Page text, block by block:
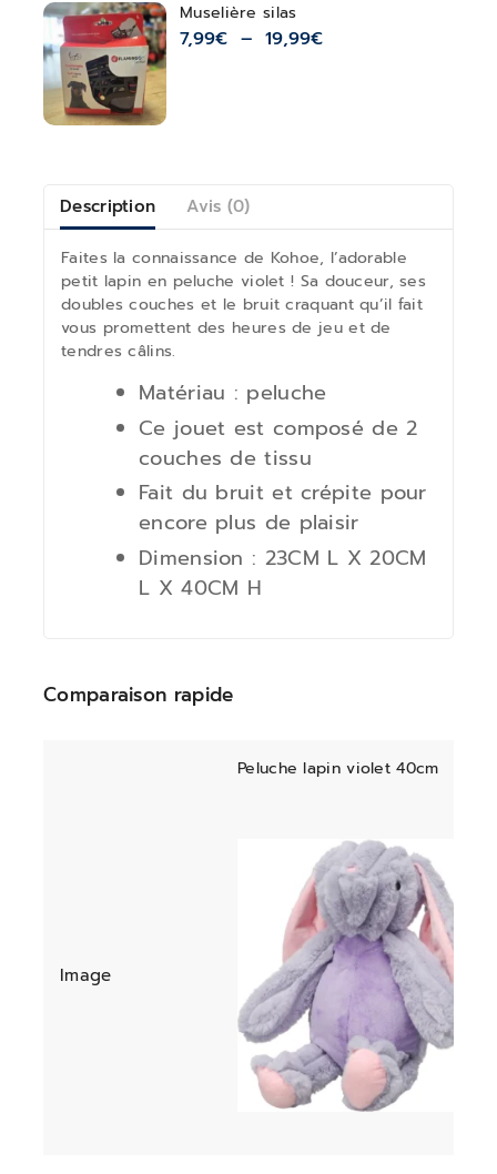
Muselière silas
7,99€ – 19,99€
Description Avis (0)
Faites la connaissance de Kohoe, l’adorable
petit lapin en peluche violet ! Sa douceur, ses
doubles couches et le bruit craquant qu’il fait
vous promettent des heures de jeu et de
tendres câlins.
Matériau : peluche
Ce jouet est composé de 2
couches de tissu
Fait du bruit et crépite pour
encore plus de plaisir
Dimension : 23CM L X 20CM
L X 40CM H
Comparaison rapide
Peluche lapin violet 40cm
Image